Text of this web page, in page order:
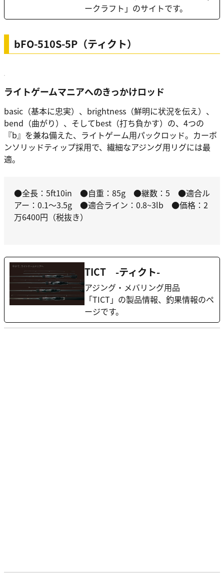
ークラフト」のサイトです。
bFO-510S-5P（ティクト）
ライトゲームマニアへのきっかけロッド
basic（基本に忠実）、brightness（鮮明に状況を伝え）、
bend（曲がり）、そしてbest（打ち負かす）の、4つの
『b』を兼ね備えた、ライトゲーム用パックロッド。カーボ
ンソリッドティップ採用で、繊細なアジング用リグには最
適。
●全長：5ft10in ●自重：85g ●継数：5 ●適合ル
アー：0.1～3.5g ●適合ライン：0.8~3lb ●価格：2
万6400円（税抜き）
TICT -ティクト-
アジング・メバリング用品
「TICT」の製品情報、釣果情報のペ
ージです。